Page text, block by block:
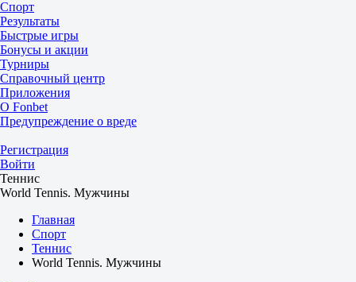
Спорт
Результаты
Быстрые игры
Бонусы и акции
Турниры
Справочный центр
Приложения
О Fonbet
Предупреждение о вреде
Регистрация
Войти
Теннис
World Tennis. Мужчины
Главная
Спорт
Теннис
World Tennis. Мужчины